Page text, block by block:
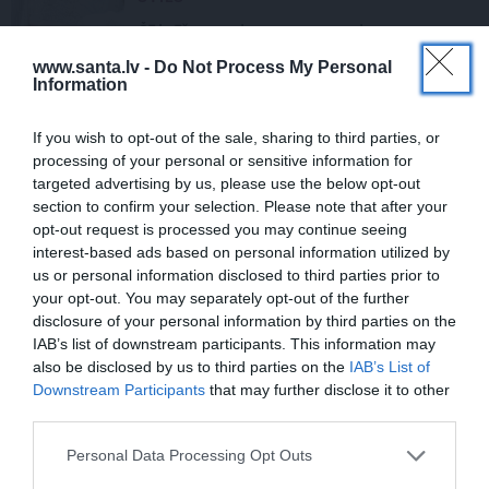
www.santa.lv - Do Not Process My Personal
Information
If you wish to opt-out of the sale, sharing to third parties, or
processing of your personal or sensitive information for
targeted advertising by us, please use the below opt-out
section to confirm your selection. Please note that after your
opt-out request is processed you may continue seeing
interest-based ads based on personal information utilized by
us or personal information disclosed to third parties prior to
your opt-out. You may separately opt-out of the further
disclosure of your personal information by third parties on the
IAB’s list of downstream participants. This information may
also be disclosed by us to third parties on the IAB’s List of
Downstream Participants that may further disclose it to other
Personal Data Processing Opt Outs
Šī brīža tendence –monohroms
STILS
«40 gados tā nevar, bet 60 plus –
vispār vairs nekad?» Aina Poiša
atklāti par savu izskatu
STILA LIETAS
Šīs vasaras modes trīsvienība: retro
pludmalē, eksotika apģērbā un
noslēpumainas saulesbrilles